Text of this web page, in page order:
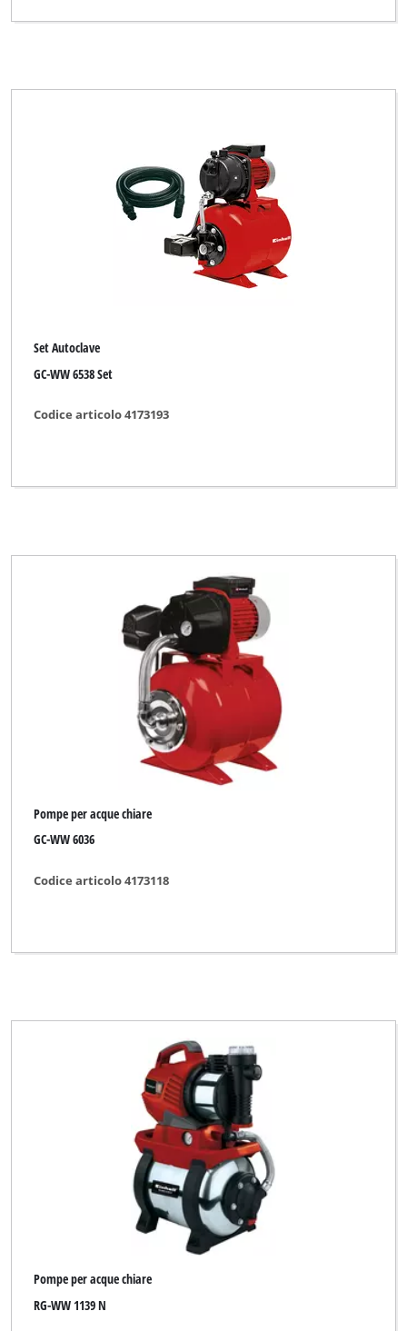
Set Autoclave
GC-WW 6538 Set
Codice articolo 4173193
Pompe per acque chiare
GC-WW 6036
Codice articolo 4173118
Pompe per acque chiare
RG-WW 1139 N